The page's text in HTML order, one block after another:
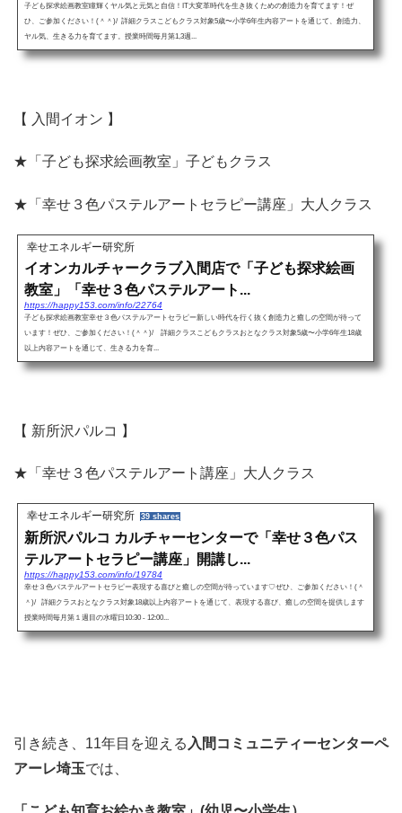
子ども探求絵画教室瞳輝くヤル気と元気と自信！IT大変革時代を生き抜くための創造力を育てます！ぜ
ひ、ご参加ください！(＾＾)/ 詳細クラスこどもクラス対象5歳〜小学6年生内容アートを通じて、創造力、
ヤル気、生きる力を育てます。授業時間毎月第1,3週...
【 入間イオン 】
★「子ども探求絵画教室」子どもクラス
★「幸せ３色パステルアートセラピー講座」大人クラス
幸せエネルギー研究所
イオンカルチャークラブ入間店で「子ども探求絵画
教室」「幸せ３色パステルアート...
https://happy153.com/info/22764
子ども探求絵画教室幸せ３色パステルアートセラピー新しい時代を行く抜く創造力と癒しの空間が待って
います！ぜひ、ご参加ください！(＾＾)/ 詳細クラスこどもクラスおとなクラス対象5歳〜小学6年生18歳
以上内容アートを通じて、生きる力を育...
【 新所沢パルコ 】
★「幸せ３色パステルアート講座」大人クラス
幸せエネルギー研究所 39 shares
新所沢パルコ カルチャーセンターで「幸せ３色パス
テルアートセラピー講座」開講し...
https://happy153.com/info/19784
幸せ３色パステルアートセラピー表現する喜びと癒しの空間が待っています♡ぜひ、ご参加ください！(＾
＾)/ 詳細クラスおとなクラス対象18歳以上内容アートを通じて、表現する喜び、癒しの空間を提供します
授業時間毎月第１週目の水曜日10:30 - 12:00...
引き続き、11年目を迎える 入間コミュニティーセンターペ
アーレ埼玉では、